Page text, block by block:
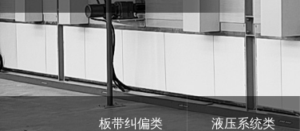
板带纠偏类 液压系统类